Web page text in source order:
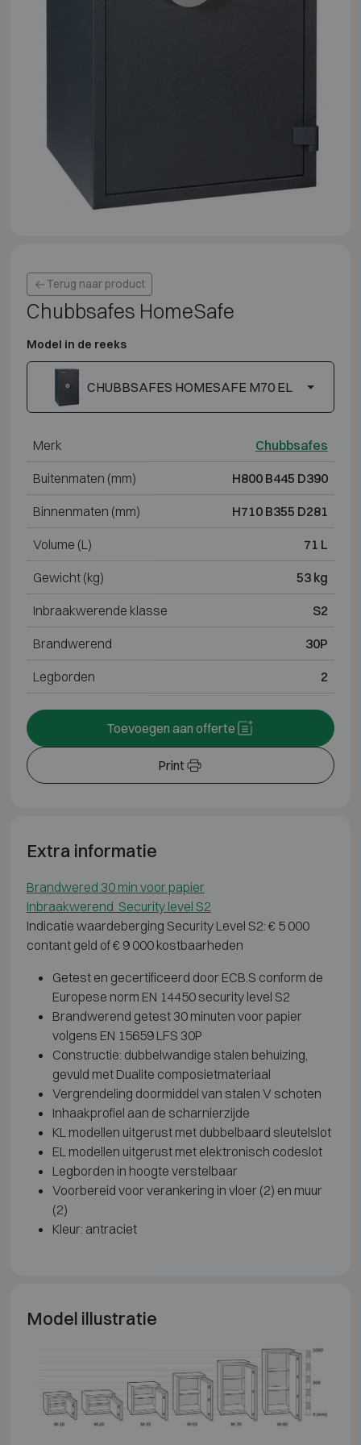
Terug naar product
Chubbsafes HomeSafe
Model in de reeks
CHUBBSAFES HOMESAFE M70 EL
Merk Chubbsafes
Buitenmaten (mm) H800 B445 D390
Binnenmaten (mm) H710 B355 D281
Volume (L) 71 L
Gewicht (kg) 53 kg
Inbraakwerende klasse S2
Brandwerend 30P
Legborden 2
Print
Toevoegen aan offerte
Extra informatie
Brandwered 30 min voor papier
Inbraakwerend Security level S2
Indicatie waardeberging Security Level S2: € 5 000
contant geld of € 9 000 kostbaarheden
Getest en gecertificeerd door ECB.S conform de
Europese norm EN 14450 security level S2
Brandwerend getest 30 minuten voor papier
volgens EN 15659 LFS 30P
Constructie: dubbelwandige stalen behuizing,
gevuld met Dualite composietmateriaal
Vergrendeling doormiddel van stalen V schoten
Inhaakprofiel aan de scharnierzijde
KL modellen uitgerust met dubbelbaard sleutelslot
EL modellen uitgerust met elektronisch codeslot
Legborden in hoogte verstelbaar
Voorbereid voor verankering in vloer (2) en muur
(2)
Kleur: antraciet
Model illustratie